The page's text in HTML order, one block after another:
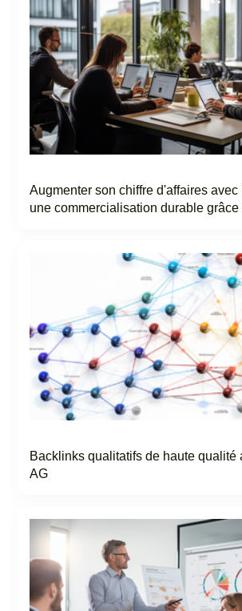
Augmenter son chiffre d'affaires avec
une commercialisation durable grâce
Backlinks qualitatifs de haute qualité
AG